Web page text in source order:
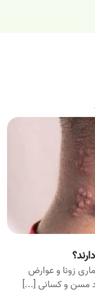
زونا و عوارض
مسن و کسانی [...]